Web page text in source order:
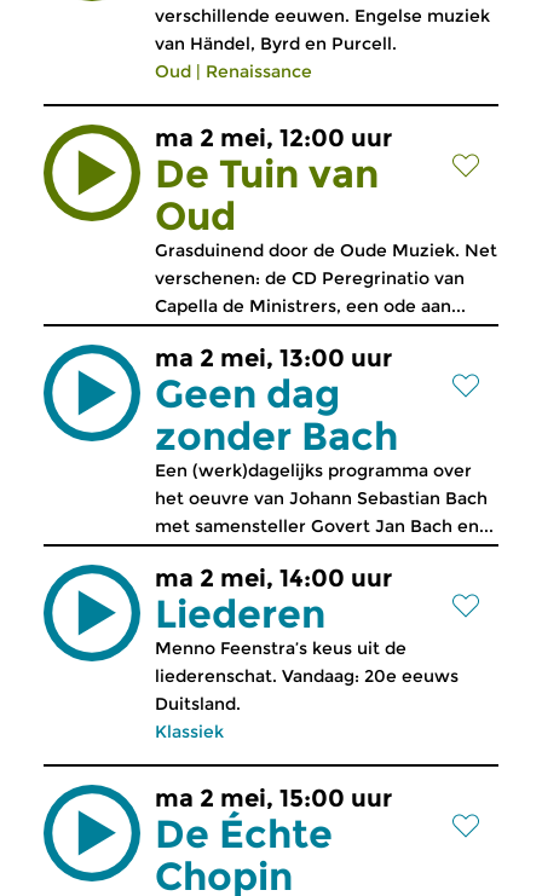
verschillende eeuwen. Engelse muziek
van Händel, Byrd en Purcell.
Oud | Renaissance
ma 2 mei, 12:00 uur
De Tuin van
Oud
Grasduinend door de Oude Muziek. Net
verschenen: de CD Peregrinatio van
Capella de Ministrers, een ode aan...
ma 2 mei, 13:00 uur
Geen dag
zonder Bach
Een (werk)dagelijks programma over
het oeuvre van Johann Sebastian Bach
met samensteller Govert Jan Bach en...
ma 2 mei, 14:00 uur
Liederen
Menno Feenstra’s keus uit de
liederenschat. Vandaag: 20e eeuws
Duitsland.
Klassiek
ma 2 mei, 15:00 uur
De Échte
Chopin